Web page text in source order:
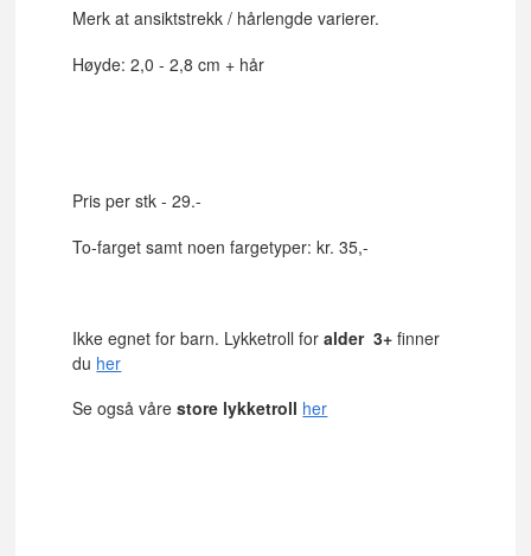
Merk at ansiktstrekk / hårlengde varierer.
Høyde: 2,0 - 2,8 cm + hår
Pris per stk - 29.-
To-farget samt noen fargetyper: kr. 35,-
Ikke egnet for barn. Lykketroll foralder 3+ finner
du her
Se også vårestore lykketroll her